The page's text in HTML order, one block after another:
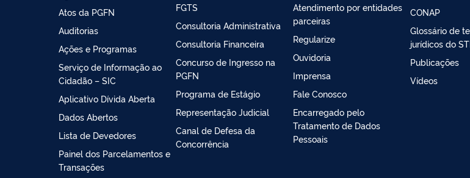
Atos da PGFN
Auditorias
Ações e Programas
Serviço de Informação ao
Cidadão – SIC
Aplicativo Dívida Aberta
Dados Abertos
Lista de Devedores
Painel dos Parcelamentos e
Transações
FGTS
Consultoria Administrativa
Consultoria Financeira
Concurso de Ingresso na
PGFN
Programa de Estágio
Representação Judicial
Canal de Defesa da
Concorrência
Atendimento por entidades
parceiras
Regularize
Ouvidoria
Imprensa
Fale Conosco
Encarregado pelo
Tratamento de Dados
Pessoais
CONAP
Glossário de
jurídicos do
Publicações
Vídeos